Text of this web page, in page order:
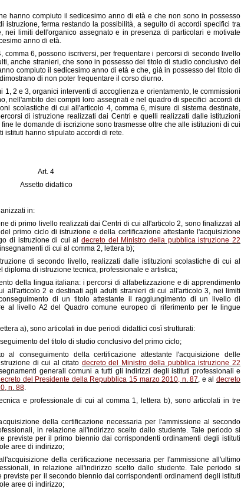
hanno compiuto il sedicesimo anno di età e che non sono in possesso
ferma restando la possibilità, a seguito di accordi specifici tra
nei limiti dell'organico assegnato e in presenza di particolari e motivate
anno di età.
comma 6, possono iscriversi, per frequentare i percorsi di secondo livello
anche stranieri, che sono in possesso del titolo di studio conclusivo del
compiuto il sedicesimo anno di età e che, già in possesso del titolo di
di non poter frequentare il corso diurno.
1, 2 e 3, organici interventi di accoglienza e orientamento, le commissioni
nell'ambito dei compiti loro assegnati e nel quadro di specifici accordi di
scolastiche di cui all'articolo 4, comma 6, misure di sistema destinate,
di istruzione realizzati dai Centri e quelli realizzati dalle istituzioni
le domande di iscrizione sono trasmesse oltre che alle istituzioni di cui
hanno stipulato accordi di rete.
Art. 4
Assetto didattico
in:
di primo livello realizzati dai Centri di cui all'articolo 2, sono finalizzati al
primo ciclo di istruzione e della certificazione attestante l'acquisizione
di istruzione di cui aldecreto del Ministro della pubblica istruzione 22
di cui al comma 2, lettera b);
di secondo livello, realizzati dalle istituzioni scolastiche di cui al
di istruzione tecnica, professionale e artistica;
della lingua italiana: i percorsi di alfabetizzazione e di apprendimento
all'articolo 2 e destinati agli adulti stranieri di cui all'articolo 3, nei limiti
di un titolo attestante il raggiungimento di un livello di
al livello A2 del Quadro comune europeo di riferimento per le lingue
a), sono articolati in due periodi didattici così strutturati:
del titolo di studio conclusivo del primo ciclo;
conseguimento della certificazione attestante l'acquisizione delle
di cui al citato decreto del Ministro della pubblica istruzione 22
generali comuni a tutti gli indirizzi degli istituti professionali e
del Presidente della Repubblica 15 marzo 2010, n. 87 , e aldecreto
n. 88
e professionale di cui al comma 1, lettera b), sono articolati in tre
della certificazione necessaria per l'ammissione al secondo
in relazione all'indirizzo scelto dallo studente. Tale periodo si
previste per il primo biennio dai corrispondenti ordinamenti degli istituti
aree di indirizzo;
della certificazione necessaria per l'ammissione all'ultimo
in relazione all'indirizzo scelto dallo studente. Tale periodo si
per il secondo biennio dai corrispondenti ordinamenti degli istituti
aree di indirizzo;